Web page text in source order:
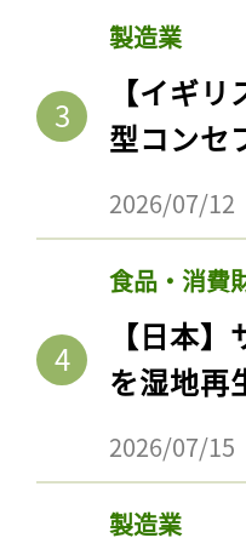
製造業
【イギ
型コンセ
2026/07/12
食品・消費
【日本
を湿地再
2026/07/15
製造業